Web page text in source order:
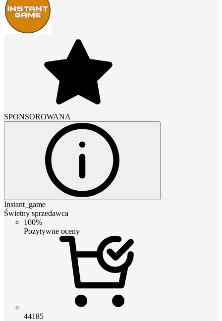
SPONSOROWANA
Instant_game
Świetny sprzedawca
100%
Pozytywne oceny
44185